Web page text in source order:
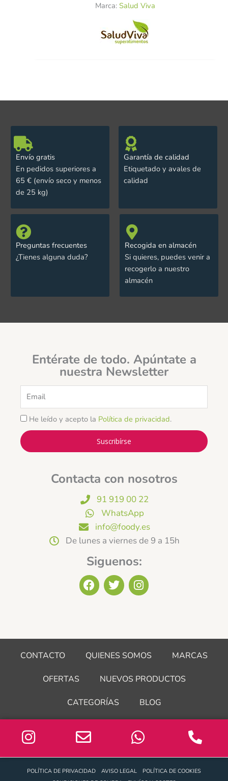
Marca: Salud Viva
Envío gratis
En pedidos superiores a
65 € (envío seco y menos
de 25 kg)
Garantía de calidad
Etiquetado y avales de
calidad
Preguntas frecuentes
¿Tienes alguna duda?
Recogida en almacén
Si quieres, puedes venir a
recogerlo a nuestro
almacén
Entérate de todo. Apúntate a
nuestra Newsletter
He leído y acepto la Política de privacidad.
Suscribírse
Contacta con nosotros
91 919 00 22
WhatsApp
info@foody.es
De lunes a viernes de 9 a 15h
Siguenos:
F
a
o
k
T
w
e
I
n
g
a
CONTACTO QUIENES SOMOS MARCAS
OFERTAS NUEVOS PRODUCTOS
CATEGORÍAS BLOG
POLÍTICA DE PRIVACIDAD AVISO LEGAL
POLÍTICA DE COOKIES